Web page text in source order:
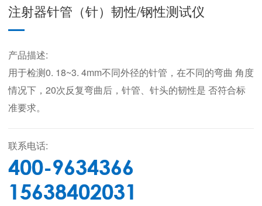
注射器针管（针）韧性/钢性测试仪
产品描述:
用于检测0. 18~3. 4mm不同外径的针管，在不同的弯曲 角度
情况下，20次反复弯曲后，针管、针头的韧性是 否符合标
准要求。
联系电话:
400-9634366
15638402031